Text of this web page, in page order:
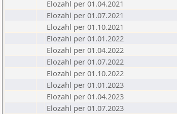
Elozahl per 01.04.2021
Elozahl per 01.07.2021
Elozahl per 01.10.2021
Elozahl per 01.01.2022
Elozahl per 01.04.2022
Elozahl per 01.07.2022
Elozahl per 01.10.2022
Elozahl per 01.01.2023
Elozahl per 01.04.2023
Elozahl per 01.07.2023